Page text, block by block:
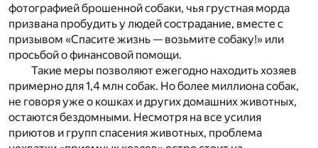
фотографией брошенной собаки, чья грустная морда
призвана пробудить у людей сострадание, вместе с
призывом «Спасите жизнь — возьмите собаку!» или
просьбой о финансовой помощи.
Такие меры позволяют ежегодно находить хозяев
примерно для 1,4 млн собак. Но более миллиона собак,
не говоря уже о кошках и других домашних животных,
остаются бездомными. Несмотря на все усилия
приютов и групп спасения животных, проблема